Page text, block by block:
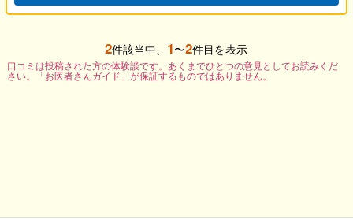
2件該当中、 1〜2件目を表示
口コミは投稿された方の体験談です。あくまでひとつの意見としてお読みくだ
さい。「お医者さんガイド」が保証するものではありません。